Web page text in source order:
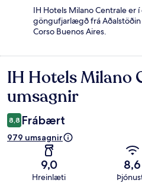
IH Hotels Milano Centrale er
göngufjarlægð frá
Corso Buenos Aires.
Umsagnir
IH Hotels Milano
umsagnir
8,8 Frábært
979 umsagnir
9,0
Hreinlæti
8,6